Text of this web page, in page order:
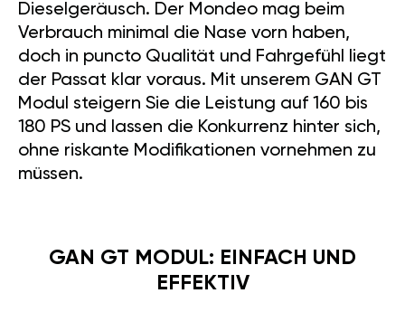
Dieselgeräusch. Der Mondeo mag beim
Verbrauch minimal die Nase vorn haben,
doch in puncto Qualität und Fahrgefühl liegt
der Passat klar voraus. Mit unserem GAN GT
Modul steigern Sie die Leistung auf 160 bis
180 PS und lassen die Konkurrenz hinter sich,
ohne riskante Modifikationen vornehmen zu
müssen.
GAN GT MODUL: EINFACH UND
EFFEKTIV
verbessern. Indem Sie auf der Seite weitersurfen stimmen